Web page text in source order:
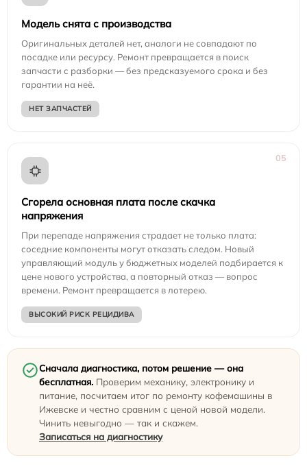
Модель снята с производства
Оригинальных деталей нет, аналоги не совпадают по
посадке или ресурсу. Ремонт превращается в поиск
запчасти с разборки — без предсказуемого срока и без
гарантии на неё.
НЕТ ЗАПЧАСТЕЙ
05
Сгорела основная плата после скачка
напряжения
При перепаде напряжения страдает не только плата:
соседние компоненты могут отказать следом. Новый
управляющий модуль у бюджетных моделей подбирается к
цене нового устройства, а повторный отказ — вопрос
времени. Ремонт превращается в лотерею.
ВЫСОКИЙ РИСК РЕЦИДИВА
Сначала диагностика, потом решение — она
бесплатная. Проверим механику, электронику и
питание, посчитаем итог по ремонту кофемашины в
Ижевске и честно сравним с ценой новой модели.
Чинить невыгодно — так и скажем.
Записаться на диагностику